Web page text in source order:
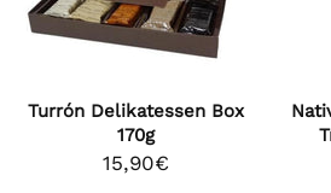
Turrón Delikatessen Box
170g
15,90€